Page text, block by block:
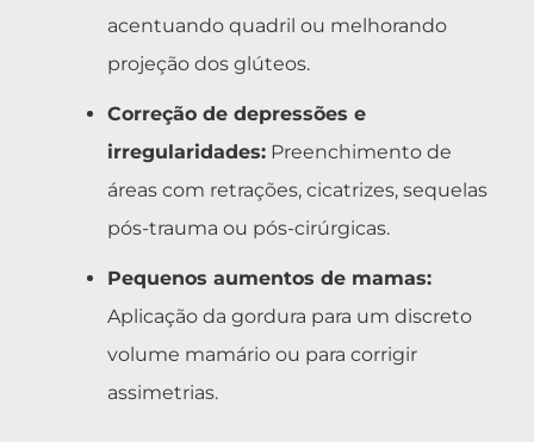
acentuando quadril ou melhorando
projeção dos glúteos.
Correção de depressões e
irregularidades: Preenchimento de
áreas com retrações, cicatrizes, sequelas
pós-trauma ou pós-cirúrgicas.
Pequenos aumentos de mamas:
Aplicação da gordura para um discreto
volume mamário ou para corrigir
assimetrias.